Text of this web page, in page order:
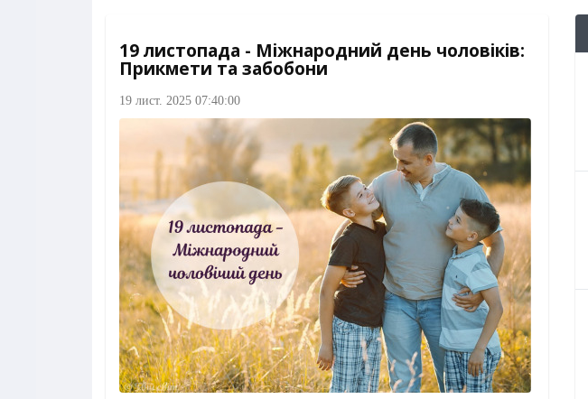
19 листопада - Міжнародний день чоловіків:
Прикмети та забобони
19 лист. 2025 07:40:00